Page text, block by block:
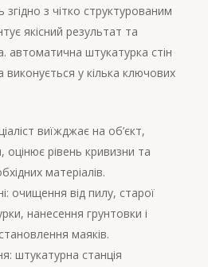
з чітко структурованим
якісний результат та
автоматична штукатурка стін
виконується у кілька ключових
виїжджає на об’єкт,
оцінює рівень кривизни та
матеріалів.
очищення від пилу, старої
нанесення грунтовки і
маяків.
штукатурна станція